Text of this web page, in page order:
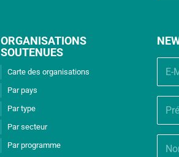
ORGANISATIONS
SOUTENUES
Carte des organisations
Par pays
Par type
Par secteur
Par programme